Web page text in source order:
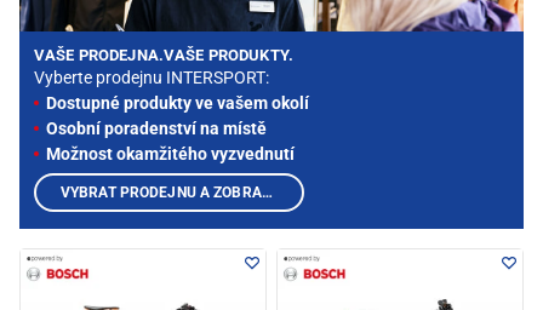
VAŠE PRODEJNA.VAŠE PRODUKTY.
Vyberte prodejnu INTERSPORT:
Dostupné produkty ve vašem okolí
Osobní poradenství na místě
Možnost okamžitého vyzvednutí
VYBRAT PRODEJNU A ZOBRAZIT PRODUKTY